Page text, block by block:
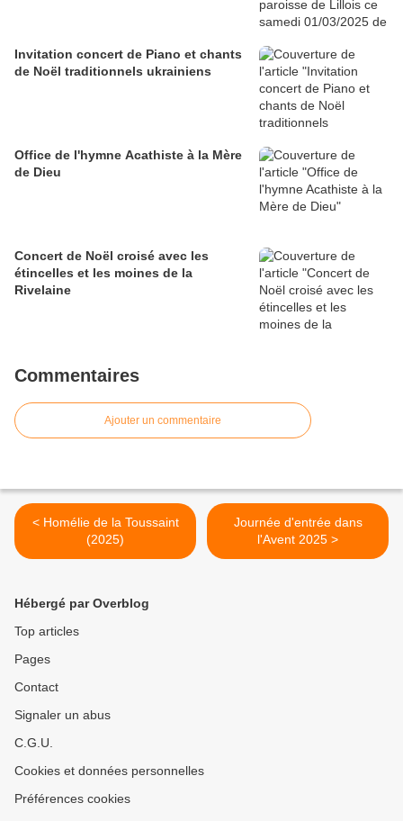
Invitation concert de Piano et chants
de Noël traditionnels ukrainiens
Office de l'hymne Acathiste à la Mère
de Dieu
Concert de Noël croisé avec les
étincelles et les moines de la
Rivelaine
Commentaires
Ajouter un commentaire
< Homélie de la Toussaint
(2025)
Journée d'entrée dans
l'Avent 2025 >
Hébergé par Overblog
Top articles
Pages
Contact
Signaler un abus
C.G.U.
Cookies et données personnelles
Préférences cookies